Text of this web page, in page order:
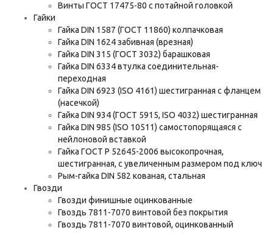
Винты ГОСТ 17475-80 с потайной головкой
Гайки
Гайка DIN 1587 (ГОСТ 11860) колпачковая
Гайка DIN 1624 забивная (врезная)
Гайка DIN 315 (ГОСТ 3032) барашковая
Гайка DIN 6334 втулка соединительная-
переходная
Гайка DIN 6923 (ISO 4161) шестигранная с фланцем
(насечкой)
Гайка DIN 934 (ГОСТ 5915, ISO 4032) шестигранная
Гайка DIN 985 (ISO 10511) самостопорящаяся с
нейлоновой вставкой
Гайка ГОСТ Р 52645-2006 высокопрочная,
шестигранная, с увеличенным размером под ключ
Рым-гайка DIN 582 кованая, стальная
Гвозди
Гвозди финишные оцинкованные
Гвоздь 7811-7070 винтовой без покрытия
Гвоздь 7811-7070 винтовой, оцинкованный